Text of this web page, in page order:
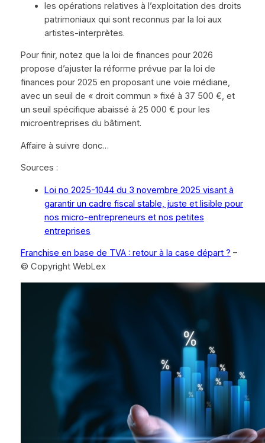
les opérations relatives à l’exploitation des droits
patrimoniaux qui sont reconnus par la loi aux
artistes-interprètes.
Pour finir, notez que la loi de finances pour 2026
propose d’ajuster la réforme prévue par la loi de
finances pour 2025 en proposant une voie médiane,
avec un seuil de « droit commun » fixé à 37 500 €, et
un seuil spécifique abaissé à 25 000 € pour les
microentreprises du bâtiment.
Affaire à suivre donc…
Sources :
Loi no 2025-1044 du 3 novembre 2025 visant à
garantir un cadre fiscal stable, juste et lisible pour
nos micro-entrepreneurs et nos petites
entreprises
Franchise en base de TVA : retour à la case départ ? –
© Copyright WebLex